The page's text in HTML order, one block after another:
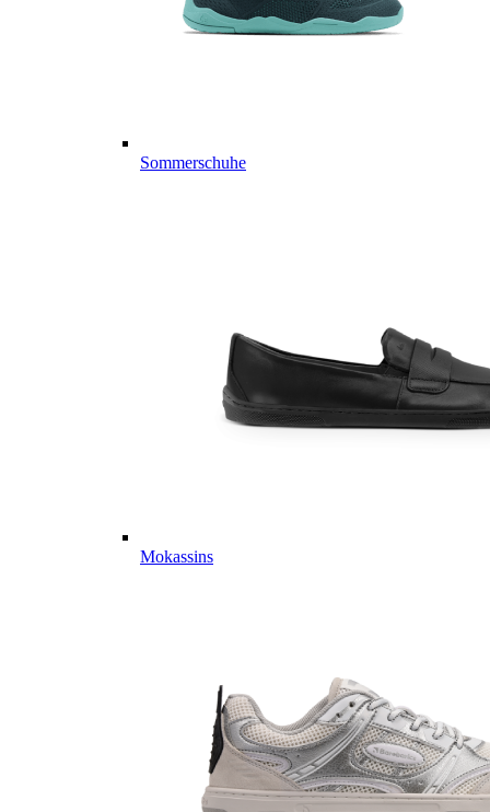
Sommerschuhe
Mokassins